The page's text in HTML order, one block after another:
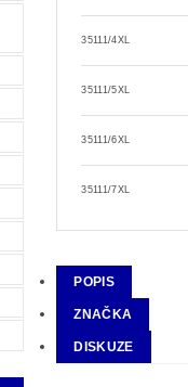
35111/4XL
35111/5XL
35111/6XL
35111/7XL
POPIS
ZNAČKA
DISKUZE